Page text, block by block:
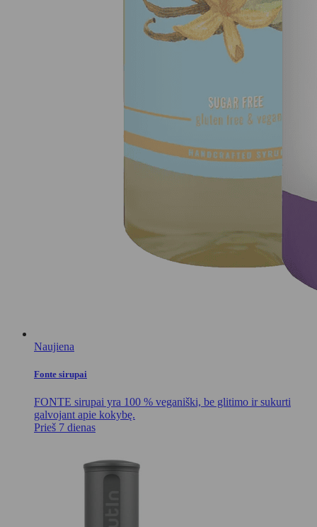
Naujiena
Fonte sirupai
FONTE sirupai yra 100 % veganiški, be glitimo ir sukurti
galvojant apie kokybę.
Prieš 7 dienas